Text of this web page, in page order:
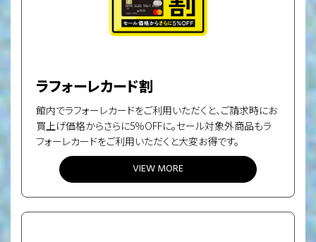
ラフォーレカード割
館内でラフォーレカードをご利用いただくと、ご請求時にお
買上げ価格からさらに5％OFFに。セール対象外商品もラ
フォーレカードをご利用いただくと大変お得です。
VIEW MORE